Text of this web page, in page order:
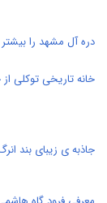
دره آل مشهد را
خانه تاریخی توکلی
جاذبه ی زیبای بند